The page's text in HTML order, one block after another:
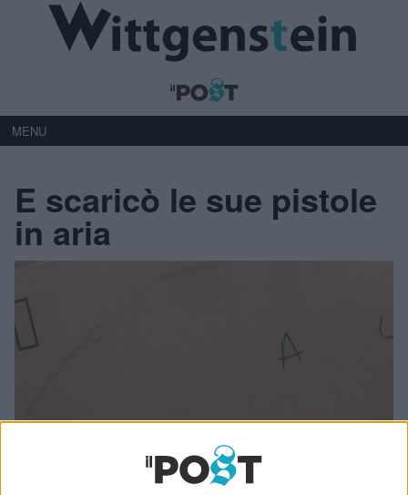
MENU
E scaricò le sue pistole
in aria